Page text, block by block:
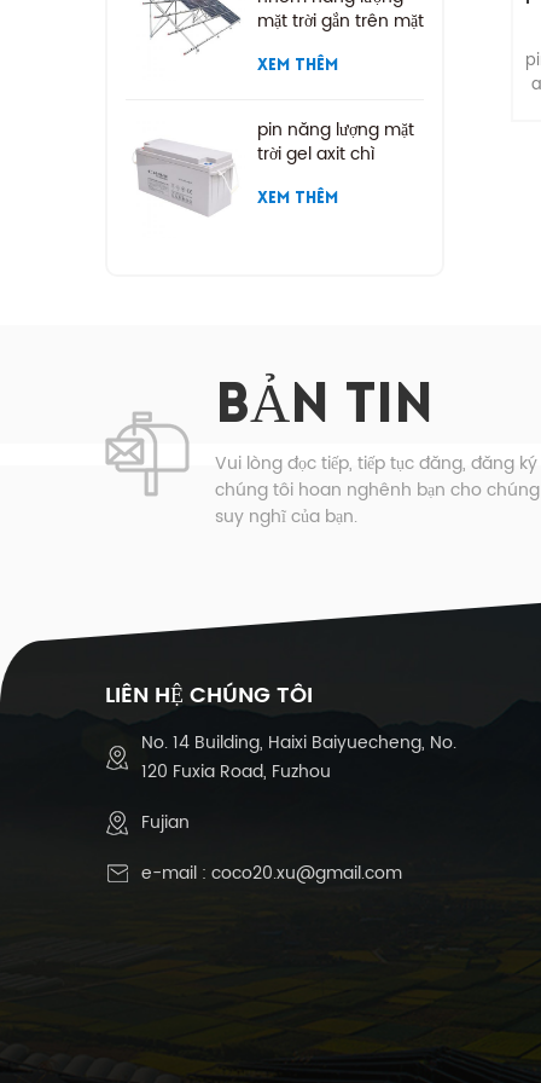
mặt trời gắn trên mặt
XEM THÊM
pin năng lượng mặt
trời gel axit chì
XEM THÊM
BẢN TIN
Vui lòng đọc tiếp, tiếp tục đăng, đăng
chúng tôi hoan nghênh bạn cho
suy nghĩ của bạn.
LIÊN HỆ CHÚNG TÔI
No. 14 Building, Haixi Baiyuecheng, No.
120 Fuxia Road, Fuzhou
Fujian
e-mail : coco20.xu@gmail.com